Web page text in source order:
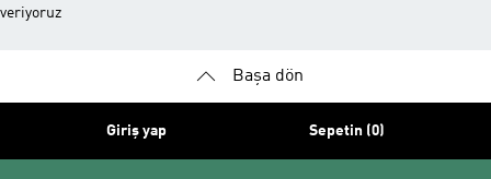
veriyoruz
Başa dön
Giriş yap Sepetin (0)